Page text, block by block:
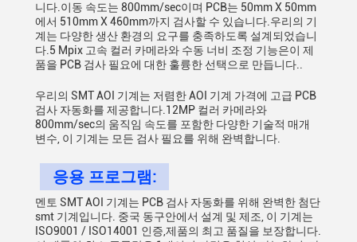
니다.이동 속도는 800mm/sec이며 PCB는 50mm X 50mm
에서 510mm X 460mm까지 검사할 수 있습니다.우리의 기
계는 다양한 생산 환경의 요구를 충족하도록 설계되었습니
다.5 Mpix 고속 컬러 카메라와 수동 너비 조정 기능은이 제
품을 PCB 검사 필요에 대한 훌륭한 선택으로 만듭니다..
우리의 SMT AOI 기계는 저렴한 AOI 기계 가격에 고급 PCB
검사 자동화를 제공합니다.12MP 컬러 카메라와
800mm/sec의 움직임 속도를 포함한 다양한 기술적 매개
변수, 이 기계는 모든 검사 필요를 위해 완벽합니다.
응용 프로그램:
멘토 SMT AOI 기계는 PCB 검사 자동화를 위해 완벽한 첨단
smt 기계입니다. 중국 동구안에서 설계 및 제조, 이 기계는
ISO9001 / ISO14001 인증,제품의 최고 품질을 보장합니다.